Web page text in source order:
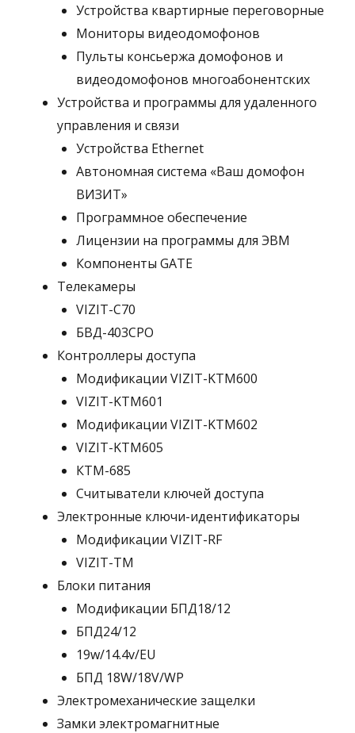
Устройства квартирные переговорные
Мониторы видеодомофонов
Пульты консьержа домофонов и
видеодомофонов многоабонентских
Устройства и программы для удаленного
управления и связи
Устройства Ethernet
Автономная система «Ваш домофон
ВИЗИТ»
Программное обеспечение
Лицензии на программы для ЭВМ
Компоненты GATE
Телекамеры
VIZIT-C70
БВД-403СРО
Контроллеры доступа
Модификации VIZIT-KTM600
VIZIT-KTM601
Модификации VIZIT-KTM602
VIZIT-KTM605
КТМ-685
Считыватели ключей доступа
Электронные ключи-идентификаторы
Модификации VIZIT-RF
VIZIT-TM
Блоки питания
Модификации БПД18/12
БПД24/12
19w/14.4v/EU
БПД 18W/18V/WP
Электромеханические защелки
Замки электромагнитные